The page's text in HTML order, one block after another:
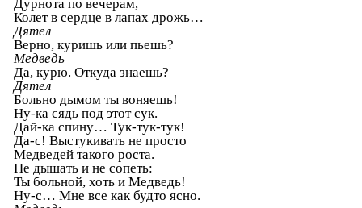
Дурнота по вечерам,
Колет в сердце в лапах дрожь…
Дятел
Верно, куришь или пьешь?
Медведь
Да, курю. Откуда знаешь?
Дятел
Больно дымом ты воняешь!
Ну-ка сядь под этот сук.
Дай-ка спину… Тук-тук-тук!
Да-с! Выстукивать не просто
Медведей такого роста.
Не дышать и не сопеть:
Ты больной, хоть и Медведь!
Ну-с… Мне все как будто ясно.